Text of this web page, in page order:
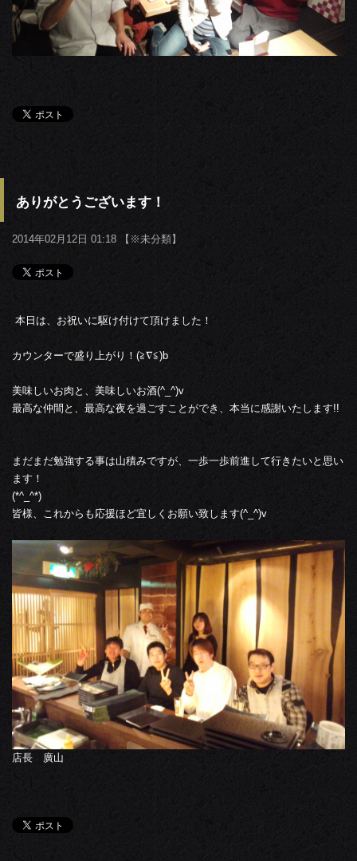
ありがとうございます！
2014年02月12日 01:18 【 ※未分類】
本日は、お祝いに駆け付けて頂けました！
カウンターで盛り上がり！(≧∇≦)b
美味しいお肉と、美味しいお酒(^_^)v
最高な仲間と、最高な夜を過ごすことができ、本当に感謝いたします!!
まだまだ勉強する事は山積みですが、一歩一歩前進して行きたいと思い
ます！
(*^_^*)
皆様、これからも応援ほど宜しくお願い致します(^_^)v
店長 廣山